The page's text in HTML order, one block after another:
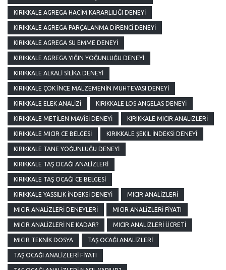
KIRIKKALE AGREGA HACIM KARARLILIĞI DENEYI
KIRIKKALE AGREGA PARÇALANMA DIRENCI DENEYI
KIRIKKALE AGREGA SU EMME DENEYI
KIRIKKALE AGREGA YIĞIN YOĞUNLUĞU DENEYI
KIRIKKALE ALKALI SILIKA DENEYI
KIRIKKALE ÇOK İNCE MALZEMENIN MUHTEVASI DENEYI
KIRIKKALE ELEK ANALIZI KIRIKKALE LOS ANGELAS DENEYI
KIRIKKALE METILEN MAVISI DENEYI KIRIKKALE MICIR ANALIZLERI
KIRIKKALE MICIR CE BELGESI KIRIKKALE ŞEKIL İNDEKSI DENEYI
KIRIKKALE TANE YOĞUNLUĞU DENEYI
KIRIKKALE TAŞ OCAĞI ANALIZLERI
KIRIKKALE TAŞ OCAĞI CE BELGESI
KIRIKKALE YASSILIK İNDEKSI DENEYI MICIR ANALIZLERI
MICIR ANALIZLERI DENEYLERI MICIR ANALIZLERI FIYATI
MICIR ANALIZLERI NE KADAR? MICIR ANALIZLERI ÜCRETI
MICIR TEKNIK DOSYA TAŞ OCAĞI ANALIZLERI
TAŞ OCAĞI ANALIZLERI FIYATI